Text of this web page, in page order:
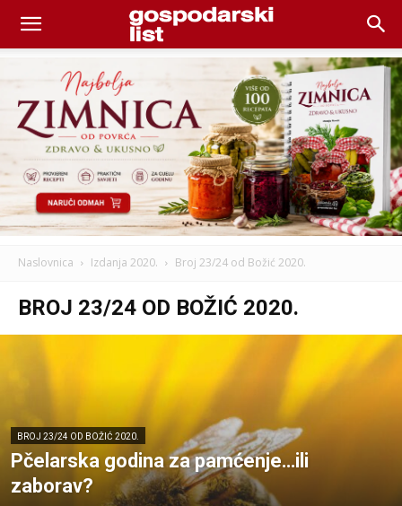
Naslovnica Izdanja 2020. Broj 23/24 od Božić 2020.
BROJ 23/24 OD BOŽIĆ 2020.
BROJ 23/24 OD BOŽIĆ 2020.
Pčelarska godina za pamćenje…ili
zaborav?